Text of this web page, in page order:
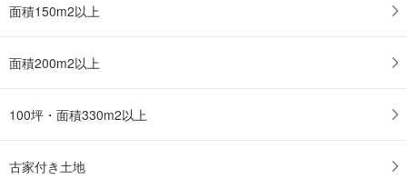
面積150m2以上
面積200m2以上
100坪・面積330m2以上
古家付き土地